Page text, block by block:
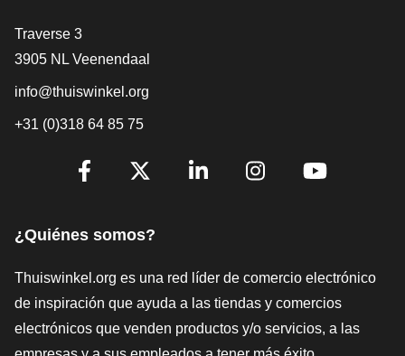
[_General:Contact]
Traverse 3
3905 NL Veenendaal
info@thuiswinkel.org
+31 (0)318 64 85 75
[_General:SocialMediaTitle]
¿Quiénes somos?
Thuiswinkel.org es una red líder de comercio electrónico
de inspiración que ayuda a las tiendas y comercios
electrónicos que venden productos y/o servicios, a las